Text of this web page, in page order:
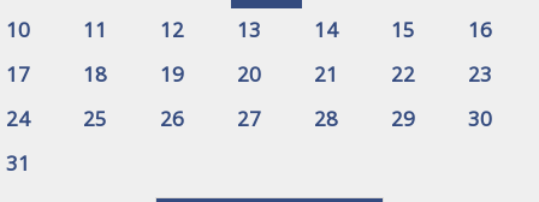
10
11 12 13 14 15
16
17
18 19 20 21 22
23
24
25 26 27 28 29
30
31